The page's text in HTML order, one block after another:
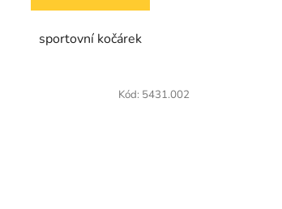
sportovní kočárek
Kód: 5431.002